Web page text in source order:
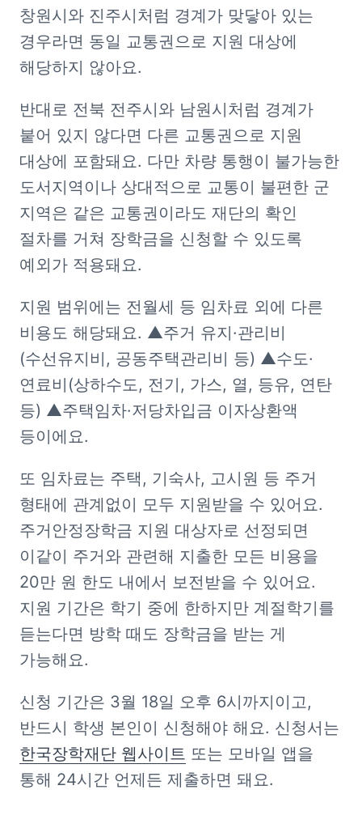
창원시와 진주시처럼 경계가 맞닿아 있는
경우라면 동일 교통권으로 지원 대상에
해당하지 않아요.
반대로 전북 전주시와 남원시처럼 경계가
붙어 있지 않다면 다른 교통권으로 지원
대상에 포함돼요. 다만 차량 통행이 불가능한
도서지역이나 상대적으로 교통이 불편한 군
지역은 같은 교통권이라도 재단의 확인
절차를 거쳐 장학금을 신청할 수 있도록
예외가 적용돼요.
지원 범위에는 전월세 등 임차료 외에 다른
비용도 해당돼요. ▲주거 유지·관리비
(수선유지비, 공동주택관리비 등) ▲수도·
연료비(상하수도, 전기, 가스, 열, 등유, 연탄
등) ▲주택임차·저당차입금 이자상환액
등이에요.
또 임차료는 주택, 기숙사, 고시원 등 주거
형태에 관계없이 모두 지원받을 수 있어요.
주거안정장학금 지원 대상자로 선정되면
이같이 주거와 관련해 지출한 모든 비용을
20만 원 한도 내에서 보전받을 수 있어요.
지원 기간은 학기 중에 한하지만 계절학기를
듣는다면 방학 때도 장학금을 받는 게
가능해요.
신청 기간은 3월 18일 오후 6시까지이고,
한국장학재단 웹사이트 또는 모바일 앱을
통해 24시간 언제든 제출하면 돼요.